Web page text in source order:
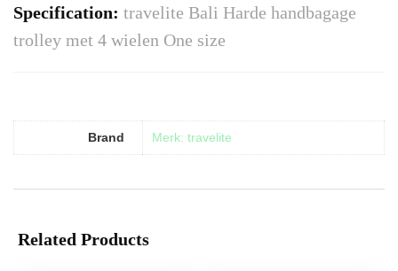
Specification: travelite Bali Harde handbagage
trolley met 4 wielen One size
Brand Merk: travelite
Related Products